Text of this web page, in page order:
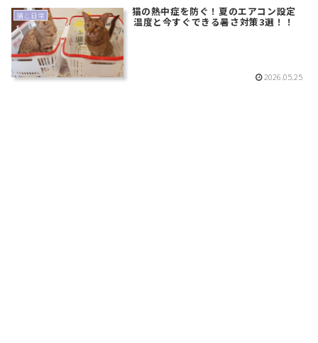
猫と日常 猫の熱中症を防ぐ！夏のエアコン設定
温度と今すぐできる暑さ対策3選！！
2026.05.25